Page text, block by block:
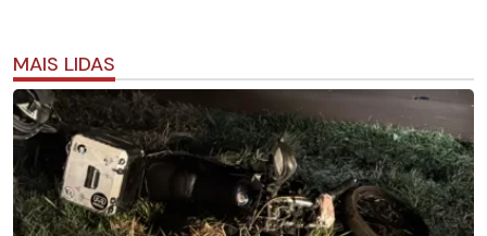
MAIS LIDAS